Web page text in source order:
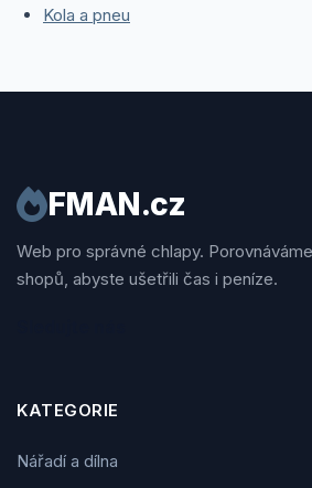
Kola a pneu
FMAN.cz
Web pro správné chlapy.
shopů, abyste ušetřili čas i peníze.
KATEGORIE
Nářadí a dílna